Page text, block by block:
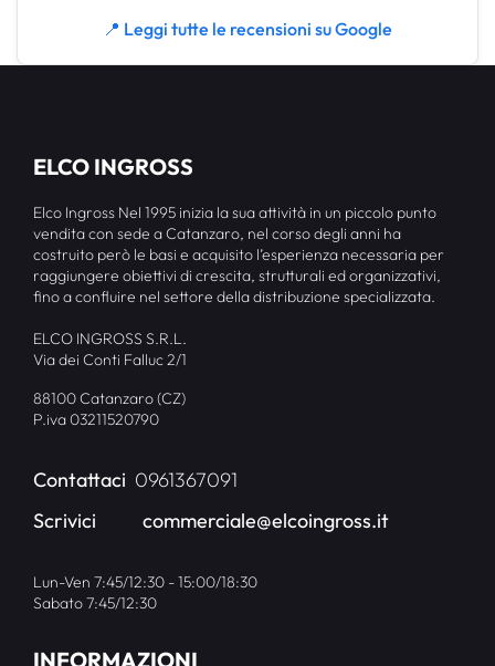
📍 Leggi tutte le recensioni su Google
ELCO INGROSS
Elco Ingross Nel 1995 inizia la sua attività in un piccolo punto
vendita con sede a Catanzaro, nel corso degli anni ha
costruito però le basi e acquisito l’esperienza necessaria per
raggiungere obiettivi di crescita, strutturali ed organizzativi,
fino a confluire nel settore della distribuzione specializzata.
ELCO INGROSS S.R.L.
Via dei Conti Falluc 2/1
88100 Catanzaro (CZ)
P.iva 03211520790
Contattaci 0961367091
Scrivici
commerciale@elcoingross.it
Lun-Ven 7:45/12:30 - 15:00/18:30
Sabato 7:45/12:30
INFORMAZIONI